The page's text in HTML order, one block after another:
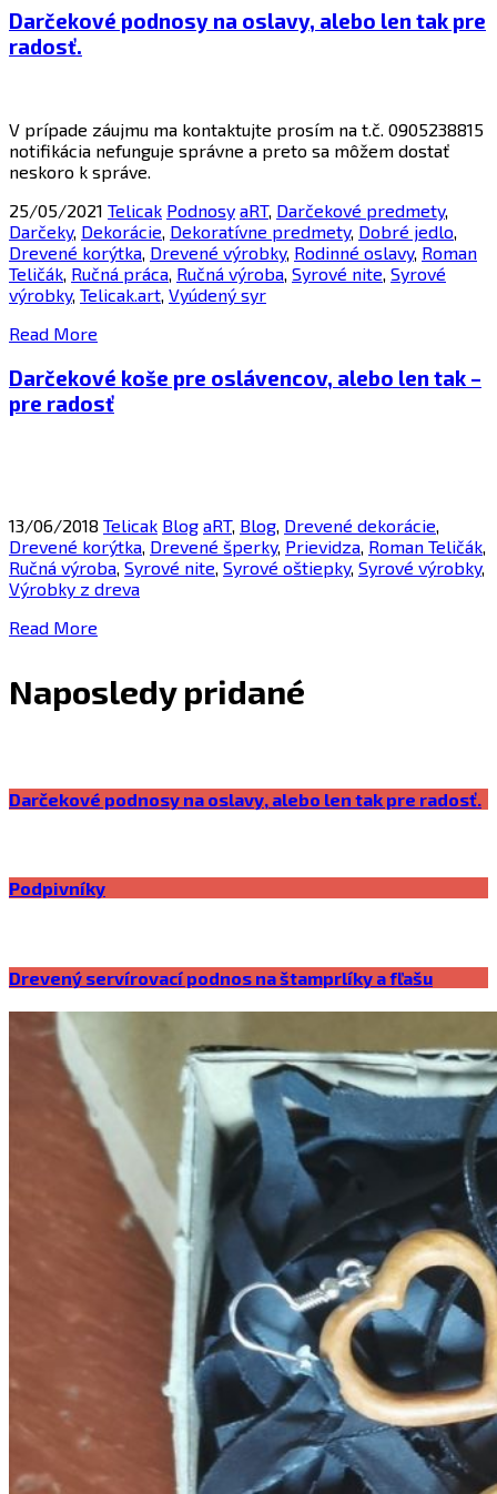
Darčekové podnosy na oslavy, alebo len tak pre
radosť.
V prípade záujmu ma kontaktujte prosím na t.č. 0905238815
notifikácia nefunguje správne a preto sa môžem dostať
neskoro k správe.
25/05/2021 Telicak Podnosy aRT, Darčekové predmety,
Darčeky, Dekorácie, Dekoratívne predmety, Dobré jedlo,
Drevené korýtka, Drevené výrobky, Rodinné oslavy, Roman
Teličák, Ručná práca, Ručná výroba, Syrové nite, Syrové
výrobky, Telicak.art, Vyúdený syr
Read More
Darčekové koše pre oslávencov, alebo len tak –
pre radosť
13/06/2018 Telicak Blog aRT, Blog Drevené dekorácie
Drevené korýtka Drevené šperky, Prievidza Roman Teličák
Ručná výroba Syrové nite Syrové oštiepky, Syrové výrobky,
Výrobky z dreva
Read More
Naposledy pridané
Darčekové podnosy na oslavy, alebo len tak pre radosť.
Podpivníky
Drevený servírovací podnos na štamprlíky a fľašu